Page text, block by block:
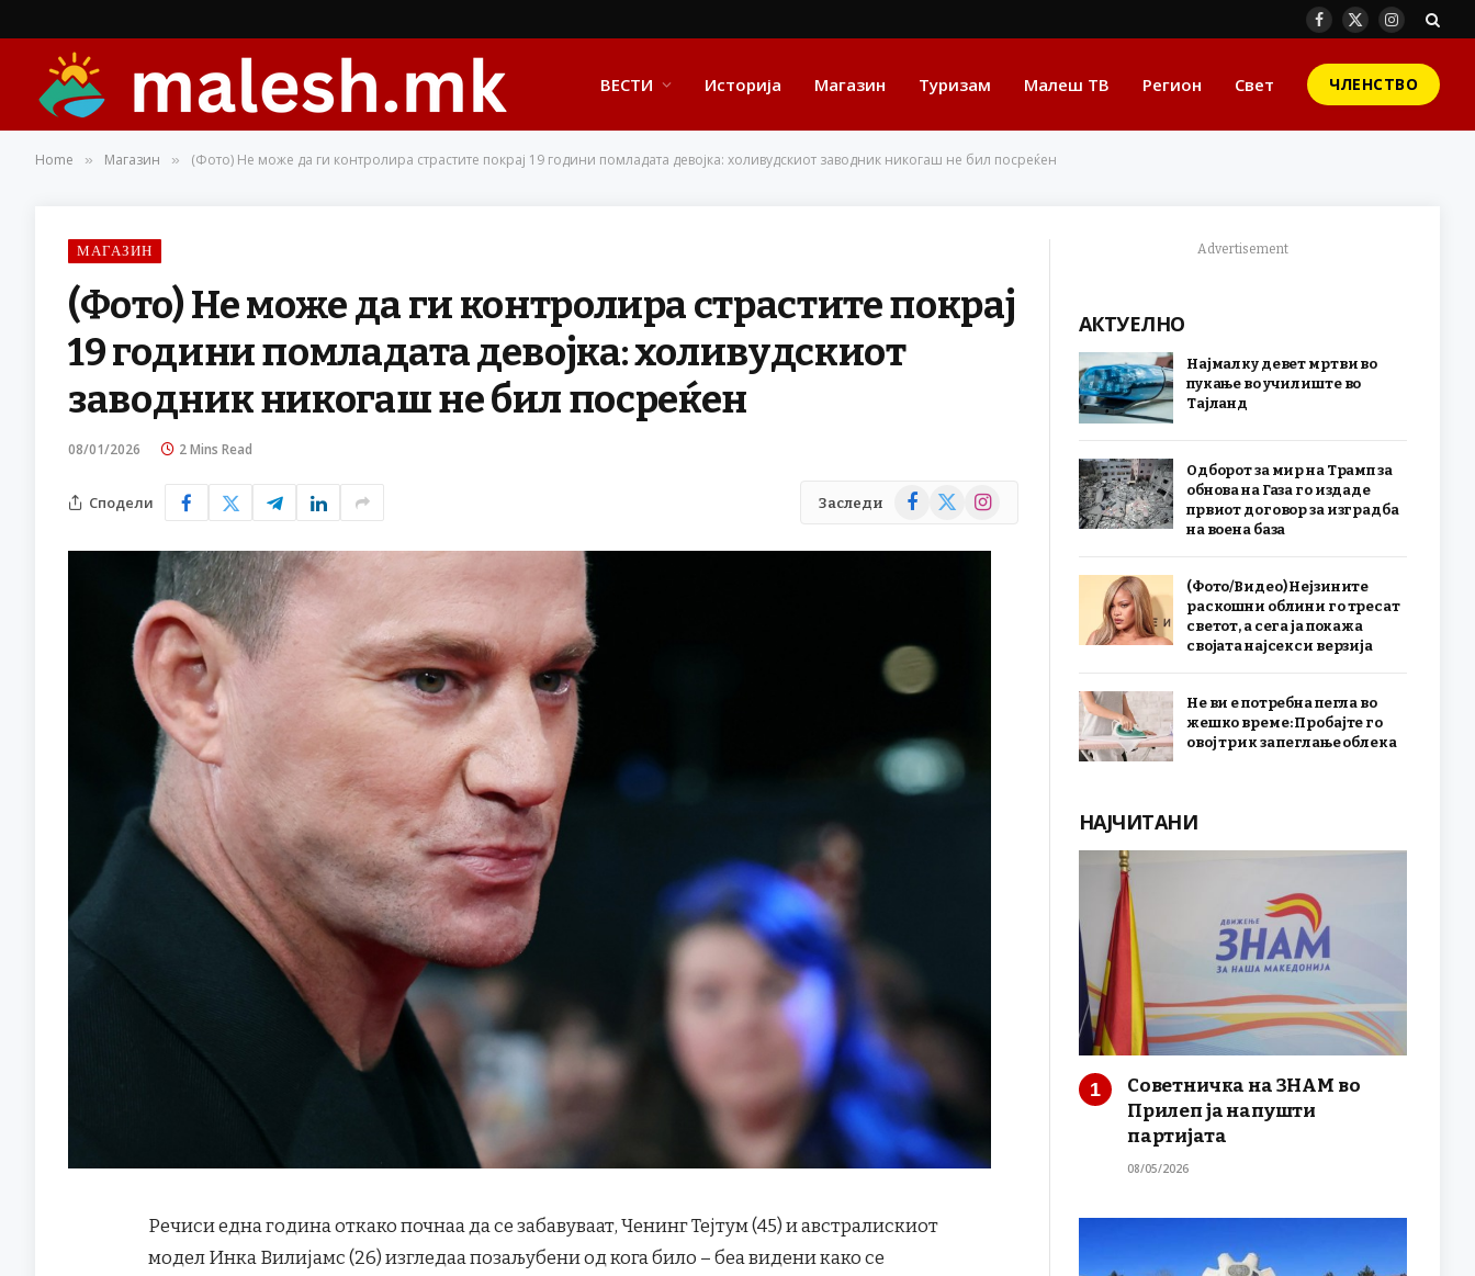
Facebook
X
Instagram
ВЕСТИ Историја Магазин Туризам Малеш ТВ Регион Свет ЧЛЕНСТВО
Home » Магазин » (Фото) Не може да ги контролира страстите покрај 19 години помладата девојка: холивудскиот заводник никогаш не бил посреќен
МАГАЗИН
(Фото) Не може да ги контролира страстите покрај
19 години помладата девојка: холивудскиот
заводник никогаш не бил посреќен
08/01/2026 2 Mins Read
Сподели Заследи Facebook
X
Instagram
Речиси една година откако почнаа да се забавуваат, Ченинг Тејтум (45) и австралискиот
модел Инка Вилијамс (26) изгледаа позаљубени од кога било – беа видени како се
Advertisement
АКТУЕЛНО
Најмалку девет мртви во
пукање во училиште во
Тајланд
Одборот за мир на Трамп за
обнова на Газа го издаде
првиот договор за изградба
на воена база
(Фото/Видео) Нејзините
раскошни облини го тресат
светот, а сега ја покажа
својата најсекси верзија
Не ви е потребна пегла во
жешко време: Пробајте го
овој трик за пеглање облека
НАЈЧИТАНИ
Советничка на ЗНАМ во
Прилеп ја напушти
партијата
08/05/2026